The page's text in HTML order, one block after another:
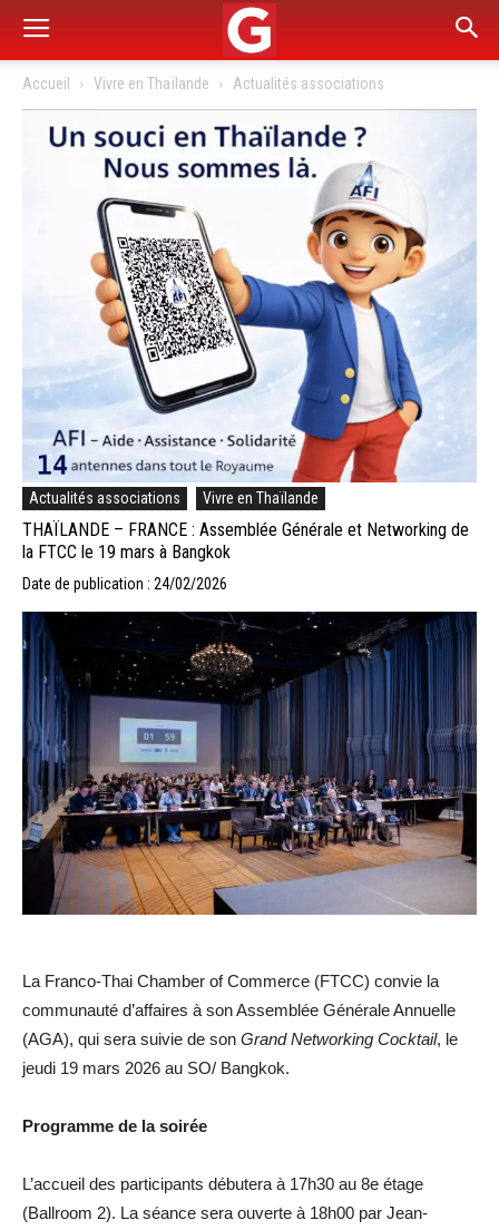
Accueil Vivre en Thaïlande Actualités associations
Actualités associations Vivre en Thaïlande
THAÏLANDE – FRANCE : Assemblée Générale et Networking de
la FTCC le 19 mars à Bangkok
Date de publication : 24/02/2026
La Franco-Thai Chamber of Commerce (FTCC) convie la
communauté d’affaires à son Assemblée Générale Annuelle
(AGA), qui sera suivie de son Grand Networking Cocktail, le
jeudi 19 mars 2026 au SO/ Bangkok.
Programme de la soirée
L’accueil des participants débutera à 17h30 au 8e étage
(Ballroom 2). La séance sera ouverte à 18h00 par Jean-